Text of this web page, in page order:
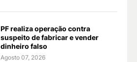
PF realiza operação contra
suspeito de fabricar e vender
dinheiro falso
Agosto 07, 2026